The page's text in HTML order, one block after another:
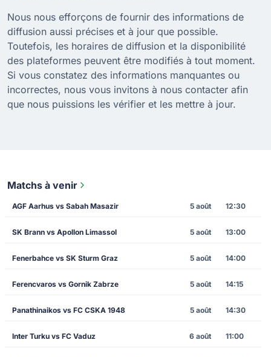
Nous nous efforçons de fournir des informations de
diffusion aussi précises et à jour que possible.
Toutefois, les horaires de diffusion et la disponibilité
des plateformes peuvent être modifiés à tout moment.
Si vous constatez des informations manquantes ou
incorrectes, nous vous invitons à nous contacter afin
que nous puissions les vérifier et les mettre à jour.
Matchs à venir
AGF Aarhus vs Sabah Masazir 5 août 12:30
SK Brann vs Apollon Limassol 5 août 13:00
Fenerbahce vs SK Sturm Graz 5 août 14:00
Ferencvaros vs Gornik Zabrze 5 août 14:15
Panathinaikos vs FC CSKA 1948 5 août 14:30
Inter Turku vs FC Vaduz 6 août 11:00